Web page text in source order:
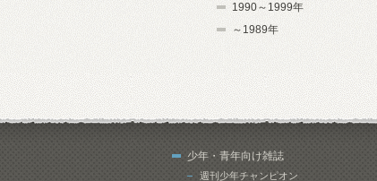
1990～1999年
～1989年
少年・青年向け雑誌
週刊少年チャンピオン